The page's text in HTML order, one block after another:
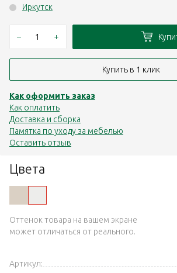
Цвета
Оттенок товара на вашем экране
может отличаться от реального.
Артикул:
Иркутск
– +
Купить в 1 клик
Как оформить заказ
Как оплатить
Доставка и сборка
Памятка по уходу за мебелью
Оставить отзыв